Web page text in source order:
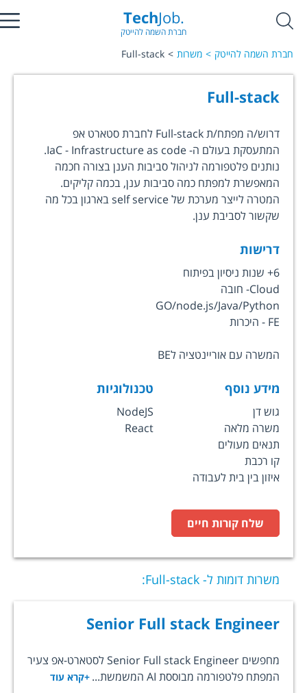
TechJob.
חברת השמה להייטק
חברת השמה להייטק משרות Full-stack
Full-stack
דרוש/ה מפתח/ת Full-stack לחברת סטארט אפ
המתעסקת בעולם ה- IaC - Infrastructure as code.
נותנים פלטפורמה לניהול סביבות הענן בצורה חכמה
המאפשרת למפתח כמה סביבות ענן, בכמה קליקים.
המטרה לייצר מערכת של self service בארגון בכל מה
שקשור לסביבת ענן.
דרישות
6+ שנות ניסיון בפיתוח
Cloud- חובה
GO/node.js/Java/Python
FE - היכרות
המשרה עם אוריינטציה לBE
מידע נוסף
גוש דן
משרה מלאה
תנאים מעולים
קו רכבת
איזון בין בית לעבודה
טכנולוגיות
NodeJS
React
שלח קורות חיים
משרות דומות ל- Full-stack
:
Senior Full stack Engineer
מחפשים Senior Full stack Engineer לסטארט-אפ צעיר
המפתח פלטפורמה מבוססת AI המשמשת...
+קרא עוד